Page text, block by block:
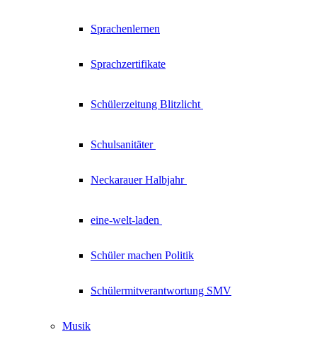
Sprachenlernen
Sprachzertifikate
Schülerzeitung Blitzlicht
Schulsanitäter
NeckarauerHalbjahr
eine-welt-laden
Schüler machen Politik
Schülermitverantwortung SMV
Musik